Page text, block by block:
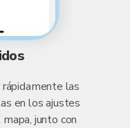
las
en los ajustes
junto con